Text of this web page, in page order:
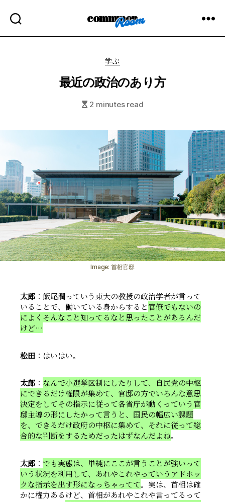
commmon
Categories
学ぶ
最近の政治のあり方
2 minutes read
Image: 首相官邸
太郎 ：飯尾潤っていう東大の教授の政治学者が言って
いることで、働いている身からすると官僚でもないの
によくそんなこと知ってるなと思ったことがあるんだ
けど…
松田 ：はいはい。
太郎 ： なんで小選挙区制にしたりして、自民党の中枢
にできるだけ権限が集めて、官邸の方でいろんな意思
決定をしてその指示に従って各省庁が動くっていう官
邸主導の形にしたかって言うと、国民の幅広い課題
を、できるだけ政府の中枢に集めて、それに従って総
合的な判断をするためだったはずなんだよね。
太郎 ： でも実態は、単純にここが言うことが強いって
いう状況を利用して、あれやこれやっていうアドホッ
クな指示を出す形になっちゃってて。実は、首相は確
かに権力あるけど、首相があれやこれや言ってるって